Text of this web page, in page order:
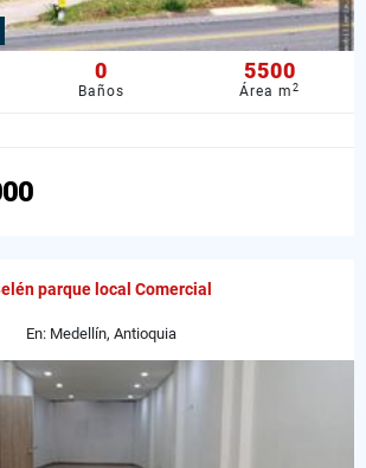
0
Baños
5500
Área m2
parque local Comercial
En: Medellín, Antioquia